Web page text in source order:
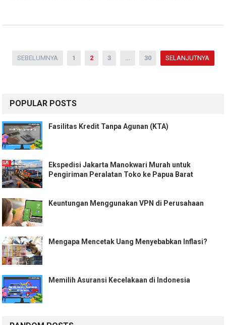
Paginasi
SEBELUMNYA 1 2 3 … 30 SELANJUTNYA
POPULAR POSTS
Fasilitas Kredit Tanpa Agunan (KTA)
Ekspedisi Jakarta Manokwari Murah untuk
Pengiriman Peralatan Toko ke Papua Barat
Keuntungan Menggunakan VPN di Perusahaan
Mengapa Mencetak Uang Menyebabkan Inflasi?
Memilih Asuransi Kecelakaan di Indonesia